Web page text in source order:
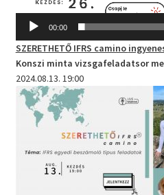
00:00
SZERETHETŐ IFRS camino
Konszi minta vizsgafeladatsor
2024.08.13. 19:00